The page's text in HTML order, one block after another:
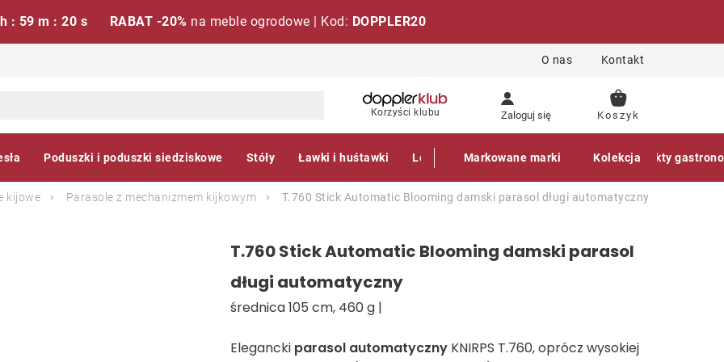
: 59 m : 20 s RABAT -20% na meble ogrodowe | Kod: DOPPLER20
O nas Kontakt
Korzyści klubu Zaloguj się KOSZYK
Poduszki i poduszki siedziskowe Stóły Ławki i huśtawki Leżaki Akcesoria Parasole Produkty
Markowane marki Kolekcja
kijowe Parasole z mechanizmem kijkowym
T.760 Stick Automatic Blooming damski parasol długi automatyczny
T.760 Stick Automatic Blooming damski parasol
długi automatyczny
średnica 105 cm, 460 g |
Elegancki parasol automatyczny KNIRPS T.760, oprócz wysokiej